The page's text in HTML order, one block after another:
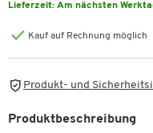
Lieferzeit: Am nächsten
Kauf auf Rechnung möglich
Produkt- und
Produktbeschreibung